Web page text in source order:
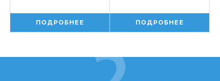
ПОДРОБНЕЕ ПОДРОБНЕЕ